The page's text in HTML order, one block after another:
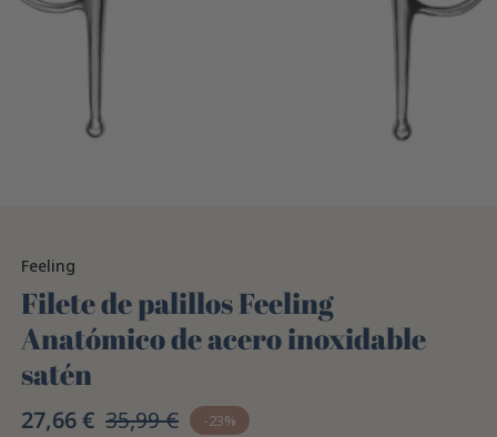
Feeling
Filete de palillos Feeling
Anatómico de acero inoxidable
satén
27,66 € 35,99 € -23%